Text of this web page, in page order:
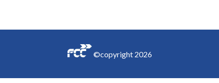
©copyright 2026